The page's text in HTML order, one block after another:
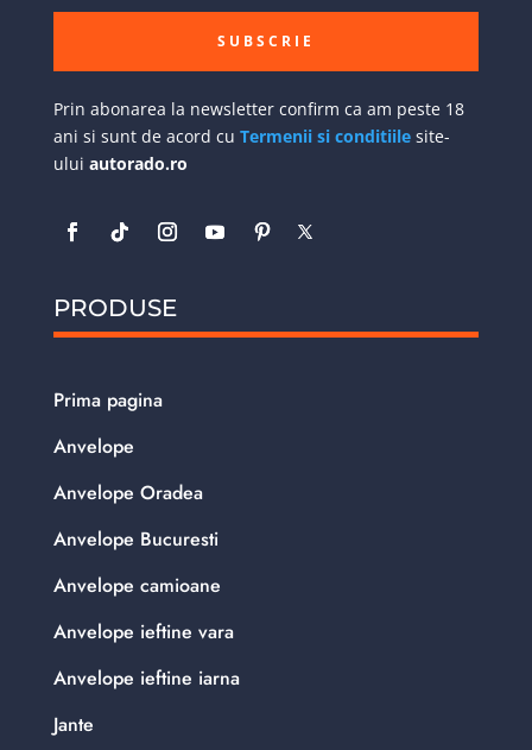
SUBSCRIE
Prin abonarea la newsletter confirm ca am peste 18
ani si sunt de acord cu Termenii si conditiilesite-
ului autorado.ro
PRODUSE
Prima pagina
Anvelope
Anvelope Oradea
Anvelope Bucuresti
Anvelope camioane
Anvelope ieftine vara
Anvelope ieftine iarna
Jante